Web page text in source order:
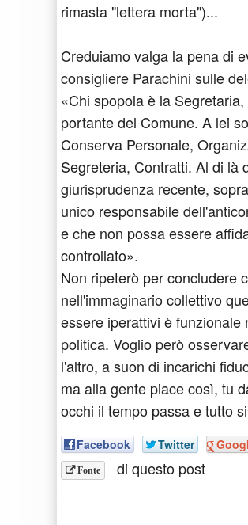
rimasta "lettera morta")...
Creduiamo valga la pena di
consigliere Parachini sulle
«Chi spopola è la
portante del Comune. A lei
Conserva Personale,
Segreteria, Contratti. Al di là
giurisprudenza recente,
unico responsabile
e che non possa essere
controllato».
Non ripeterò per concludere
nell'immaginario collettivo
essere iperattivi è
politica. Voglio però
l'altro, a suon di incarichi
ma alla gente piace così, tu
occhi il tempo passa e tutto
Facebook Twitter
Fonte di questo post